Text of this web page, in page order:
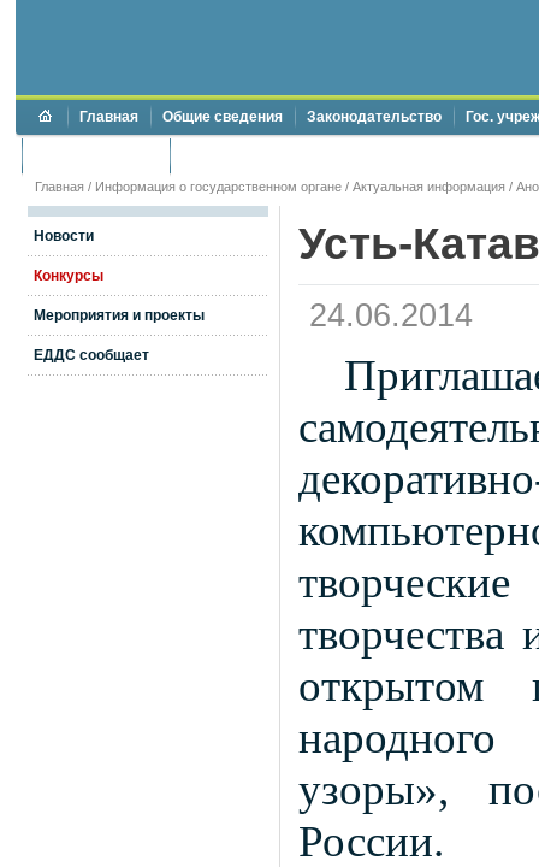
Главная Общие сведения Законодательство Гос.
Главная / Информация о государственном органе / Актуальная информация /
Новости
Конкурсы
Мероприятия и проекты
ЕДДС сообщает
Усть-
24.06.2014
открытом
народного
узоры»,
России.